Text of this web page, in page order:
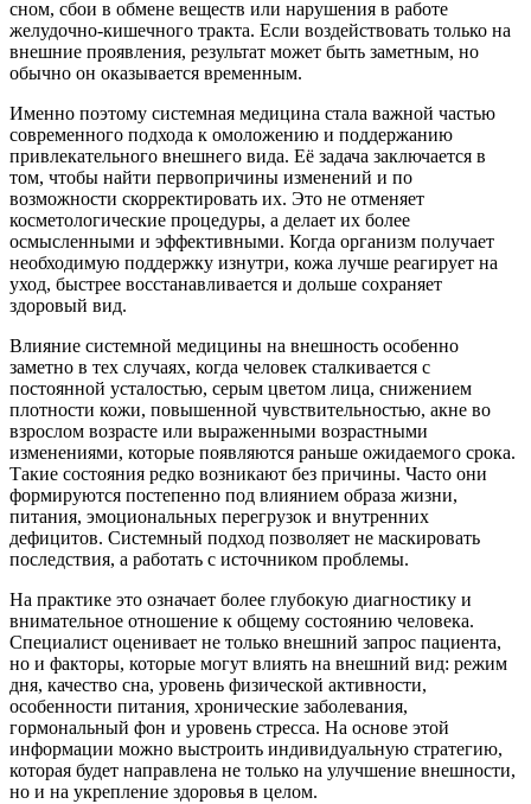
сном, сбои в обмене веществ или нарушения в работе
желудочно-кишечного тракта. Если воздействовать только на
внешние проявления, результат может быть заметным, но
обычно он оказывается временным.
Именно поэтому системная медицина стала важной частью
современного подхода к омоложению и поддержанию
привлекательного внешнего вида. Её задача заключается в
том, чтобы найти первопричины изменений и по
возможности скорректировать их. Это не отменяет
косметологические процедуры, а делает их более
осмысленными и эффективными. Когда организм получает
необходимую поддержку изнутри, кожа лучше реагирует на
уход, быстрее восстанавливается и дольше сохраняет
здоровый вид.
Влияние системной медицины на внешность особенно
заметно в тех случаях, когда человек сталкивается с
постоянной усталостью, серым цветом лица, снижением
плотности кожи, повышенной чувствительностью, акне во
взрослом возрасте или выраженными возрастными
изменениями, которые появляются раньше ожидаемого срока.
Такие состояния редко возникают без причины. Часто они
формируются постепенно под влиянием образа жизни,
питания, эмоциональных перегрузок и внутренних
дефицитов. Системный подход позволяет не маскировать
последствия, а работать с источником проблемы.
На практике это означает более глубокую диагностику и
внимательное отношение к общему состоянию человека.
Специалист оценивает не только внешний запрос пациента,
но и факторы, которые могут влиять на внешний вид: режим
дня, качество сна, уровень физической активности,
особенности питания, хронические заболевания,
гормональный фон и уровень стресса. На основе этой
информации можно выстроить индивидуальную стратегию,
которая будет направлена не только на улучшение внешности,
но и на укрепление здоровья в целом.